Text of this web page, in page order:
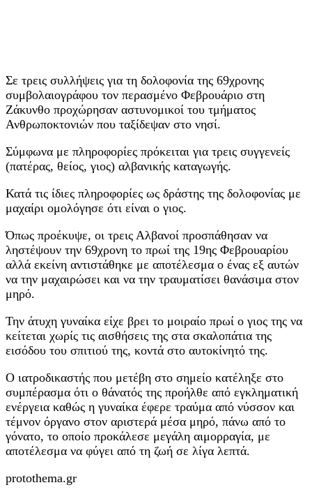
Σε τρεις συλλήψεις για τη δολοφονία της 69χρονης
συμβολαιογράφου τον περασμένο Φεβρουάριο στη
Ζάκυνθο προχώρησαν αστυνομικοί του τμήματος
Ανθρωποκτονιών που ταξίδεψαν στο νησί.
Σύμφωνα με πληροφορίες πρόκειται για τρεις συγγενείς
(πατέρας, θείος, γιος) αλβανικής καταγωγής.
Κατά τις ίδιες πληροφορίες ως δράστης της δολοφονίας με
μαχαίρι ομολόγησε ότι είναι ο γιος.
Όπως προέκυψε, οι τρεις Αλβανοί προσπάθησαν να
ληστέψουν την 69χρονη το πρωί της 19ης Φεβρουαρίου
αλλά εκείνη αντιστάθηκε με αποτέλεσμα ο ένας εξ αυτών
να την μαχαιρώσει και να την τραυματίσει θανάσιμα στον
μηρό.
Την άτυχη γυναίκα είχε βρει το μοιραίο πρωί ο γιος της να
κείτεται χωρίς τις αισθήσεις της στα σκαλοπάτια της
εισόδου του σπιτιού της, κοντά στο αυτοκίνητό της.
Ο ιατροδικαστής που μετέβη στο σημείο κατέληξε στο
συμπέρασμα ότι ο θάνατός της προήλθε από εγκληματική
ενέργεια καθώς η γυναίκα έφερε τραύμα από νύσσον και
τέμνον όργανο στον αριστερά μέσα μηρό, πάνω από το
γόνατο, το οποίο προκάλεσε μεγάλη αιμορραγία, με
αποτέλεσμα να φύγει από τη ζωή σε λίγα λεπτά.
protothema.gr